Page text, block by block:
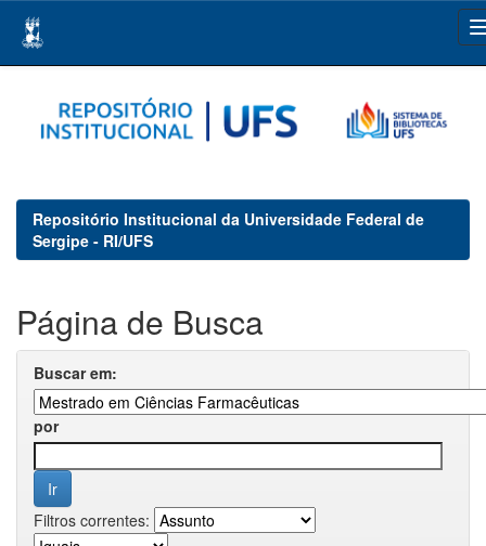
navigation
Repositório Institucional da Universidade Federal de
Sergipe - RI/UFS
Página de Busca
Buscar em:
por
Filtros correntes: